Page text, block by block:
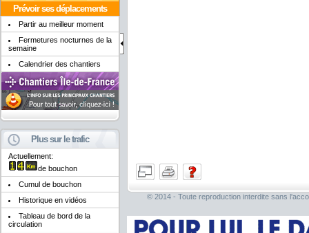
Prévoir ses déplacements
Partir au meilleur moment
Fermetures nocturnes de la
semaine
Calendrier des chantiers
Plus sur le trafic
Actuellement:
de bouchon
Cumul de bouchon
Historique en vidéos
Tableau de bord de la
circulation
© 2014 - Toute reproduction interdite sans